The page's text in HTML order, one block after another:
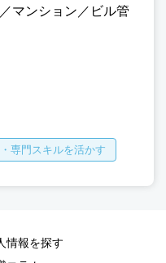
マンション／ビル管
専門スキルを活かす
情報を探す